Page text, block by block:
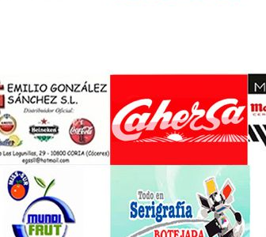
diciembre
noviembre
diciembre